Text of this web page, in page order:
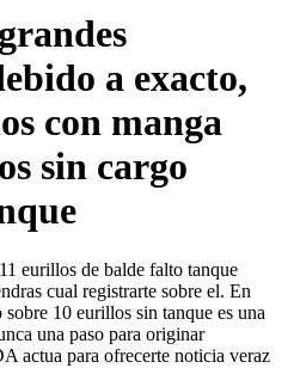
a exacto,
con manga
sin cargo
eurillos de balde falto tanque
cual registrarte sobre el. En
10 eurillos sin tanque es una
una paso para originar
actua para ofrecerte noticia veraz